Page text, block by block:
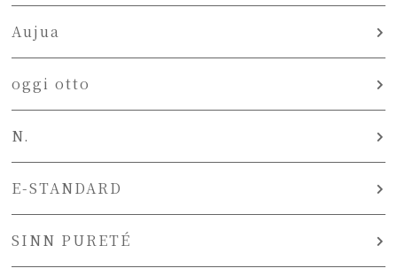
Aujua
oggi otto
N.
E-STANDARD
SINN PURETÉ